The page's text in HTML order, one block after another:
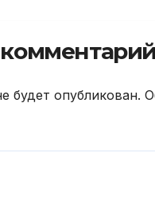
будет опубликован.